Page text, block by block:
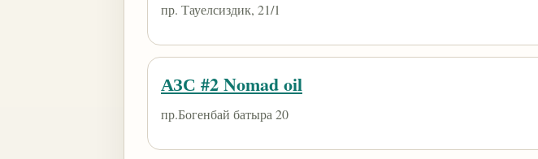
пр. Тауелсиздик, 21/1
АЗС #2 Nomad oil
пр.Богенбай батыра 20